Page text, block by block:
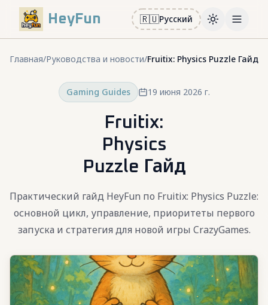
HeyFun 🇷🇺Русский ToggleOpen
Главная/Руководства и новости/Fruitix: Physics Puzzle Гайд
Gaming Guides 19 июня 2026 г.
Fruitix:
Physics
Puzzle Гайд
Практический гайд HeyFun по Fruitix: Physics Puzzle:
основной цикл, управление, приоритеты первого
запуска и стратегия для новой игры CrazyGames.